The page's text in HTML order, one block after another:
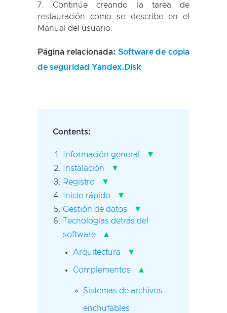
Continúe creando la tarea de
restauración como se describe en el
Manual del usuario.
Página relacionada: Software de copia
de seguridad Yandex.Disk
Contents:
Información general ▾
Instalación ▾
Registro ▾
Inicio rápido ▾
Gestión de datos ▾
Tecnologías detrás del
software
▴
Arquitectura ▾
Complementos ▴
Sistemas de archivos
enchufables